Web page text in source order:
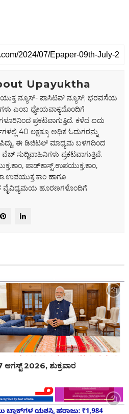
Upayuktha
ನ್ಯೂಸ್- ಪಾಸಿಟಿವ್ ನ್ಯೂಸ್; ಭರವಸೆಯ
ಎಂಬ ಧ್ಯೇಯವಾಕ್ಯದೊಂದಿಗೆ
ಪ್ರಕಟವಾಗುತ್ತಿದೆ. ಕಳೆದ ಐದು
40 ಲಕ್ಷಕ್ಕೂ ಅಧಿಕ ಓದುಗರನ್ನು
ಈ ಡಿಜಿಟಲ್‌ ಮಾಧ್ಯಮ ಬಳಗದಿಂದ
ಸುದ್ದಿವಾಹಿನಿಗಳು ಪ್ರಕಟವಾಗುತ್ತಿವೆ.
ಪಾಡ್‌ಕಾಸ್ಟ್‌.ಉಪಯುಕ್ತ.ಕಾಂ,
ಹಾಗೂ
ವೈವಿಧ್ಯಮಯ ಹೂರಣಗಳೊಂದಿಗೆ
2026, ಶುಕ್ರವಾರ